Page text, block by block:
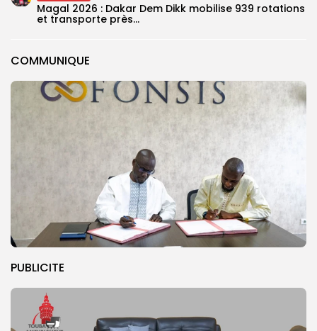
COMMUNIQUE
PUBLICITE
Magal 2026 : Dakar Dem Dikk mobilise 939 rotations
et transporte près...